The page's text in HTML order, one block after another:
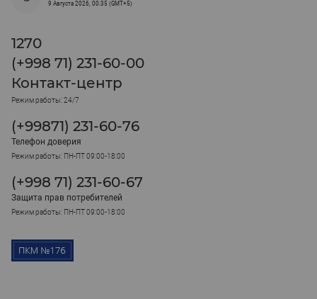
9 Августа 2026, 00:35 (GMT+5)
1270
(+998 71) 231-60-00
Контакт-центр
Режим работы: 24/7
(+99871) 231-60-76
Телефон доверия
Режим работы: ПН-ПТ 09:00-18:00
(+998 71) 231-60-67
Защита прав потребителей
Режим работы: ПН-ПТ 09:00-18:00